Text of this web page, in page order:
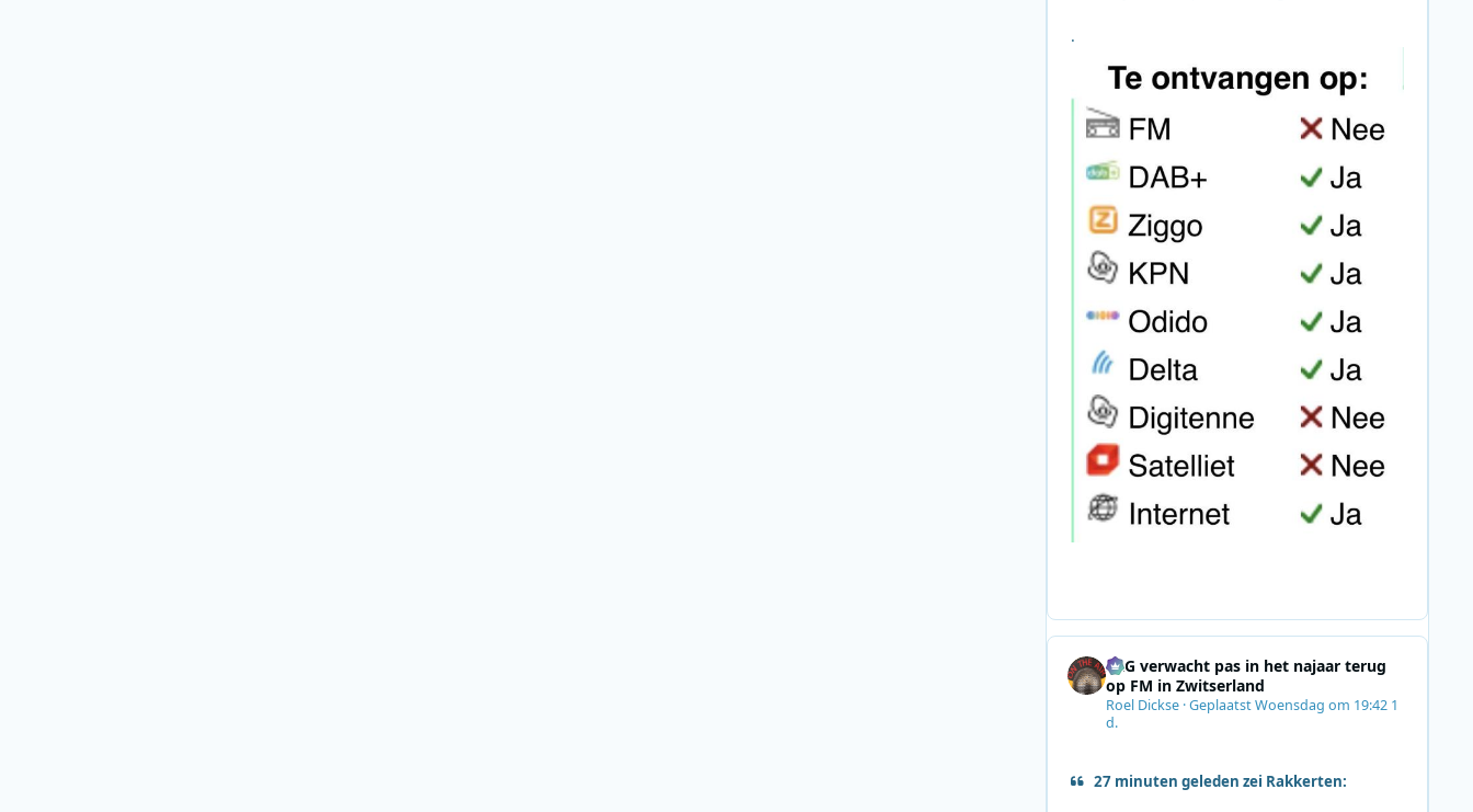
.
SRG verwacht pas in het najaar terug
op FM in Zwitserland
Roel Dickse·GeplaatstWoensdag om 19:42 1
d.
27 minuten geleden zei Rakkerten: